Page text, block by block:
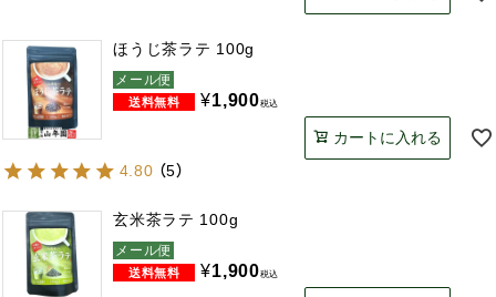
ほうじ茶ラテ 100g
メール便
¥1,900税込
カートに入れる
4.80 （5）
玄米茶ラテ 100g
メール便
¥1,900税込